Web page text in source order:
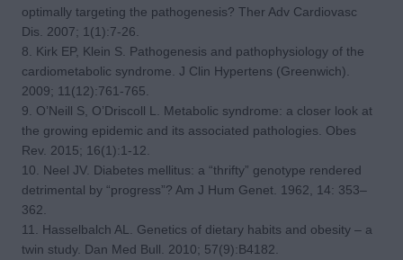
optimally targeting the pathogenesis? Ther Adv Cardiovasc
Dis. 2007; 1(1):7-26.
8. Kirk EP, Klein S. Pathogenesis and pathophysiology of the
cardiometabolic syndrome. J Clin Hypertens (Greenwich).
2009; 11(12):761-765.
9. O’Neill S, O’Driscoll L. Metabolic syndrome: a closer look at
the growing epidemic and its associated pathologies. Obes
Rev. 2015; 16(1):1-12.
10. Neel JV. Diabetes mellitus: a “thrifty” genotype rendered
detrimental by “progress”? Am J Hum Genet. 1962, 14: 353–
362.
11. Hasselbalch AL. Genetics of dietary habits and obesity – a
twin study. Dan Med Bull. 2010; 57(9):B4182.